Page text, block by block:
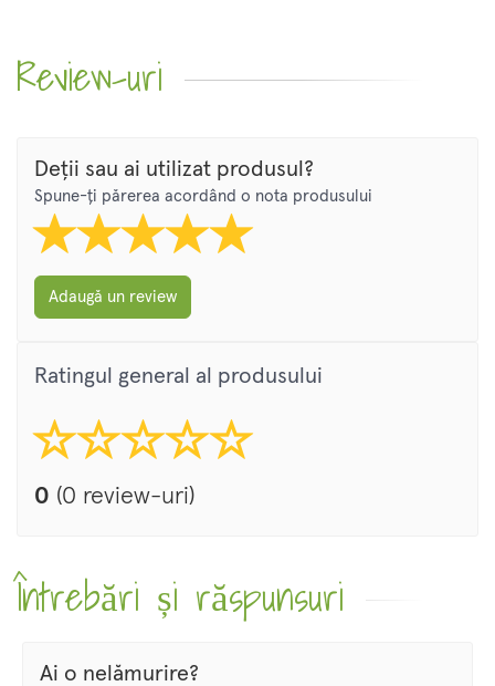
Review-uri
Deții sau ai utilizat produsul?
Spune-ți părerea acordând o nota produsului
Adaugă un review
Ratingul general al produsului
0 (0 review-uri)
Întrebări și răspunsuri
Ai o nelămurire?